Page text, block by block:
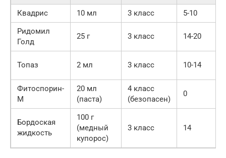
Квадрис
10 мл 3 класс
5-10
Ридомил
Голд
25 г 3 класс 14-20
Топаз 2 мл 3 класс 10-14
Фитоспорин-
М
20 мл
(паста)
4 класс
(безопасен)
0
Бордоская
жидкость
100 г
(медный
купорос)
3 класс 14